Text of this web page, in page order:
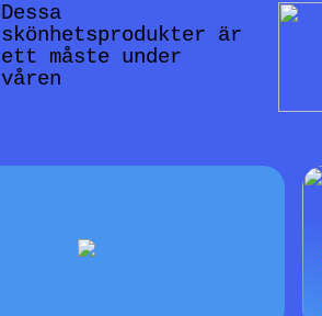
Dessa
skönhetsprodukter är
ett måste under
våren